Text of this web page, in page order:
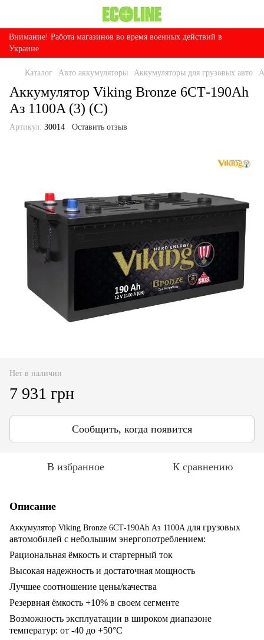
Внимание! Работа магазинов во время военных действий в
Украине
Каталог Авто аккумуляторы Аккумуляторы для грузовых авто
Аккумулятор Viking Bronze 6СТ-190Ah
Аз 1100A (3) (C)
Артикул: 30014 Оставить отзыв
Нет в наличии
7 931 грн
Сообщить, когда появится
В избранное К сравнению
Описание
Аккумулятор Viking Bronze 6СТ-190Ah Аз 1100A для грузовых
автомобилей с небольшим энергопотреблением:
Рациональная ёмкость и стартерный ток
Высокая надежность и достаточная мощность
Лучшее соотношение цены/качества
Резервная ёмкость +10% в своем сегменте
Возможность эксплуатации в широком диапазоне
температур: от -40 до +50°C